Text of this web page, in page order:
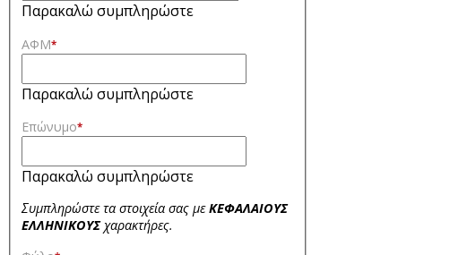
Παρακαλώ συμπληρώστε
ΑΦΜ*
Παρακαλώ συμπληρώστε
Επώνυμο*
Παρακαλώ συμπληρώστε
Συμπληρώστε τα στοιχεία σας μεΚΕΦΑΛΑΙΟΥΣ
ΕΛΛΗΝΙΚΟΥΣχαρακτήρες.